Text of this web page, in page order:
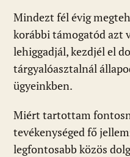
Mindezt fél évig
korábbi támogatód azt
lehiggadjál, kezdjél el
tárgyalóasztalnál
ügyeinkben.
Miért tartottam
tevékenységed fő
legfontosabb közös